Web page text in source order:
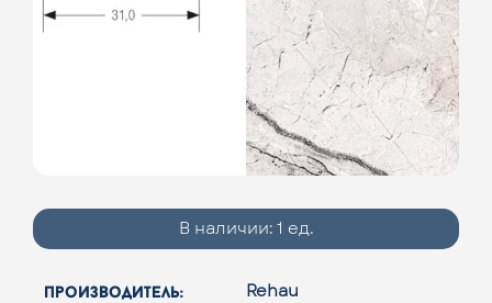
В наличии: 1 ед.
производитель: Rehau